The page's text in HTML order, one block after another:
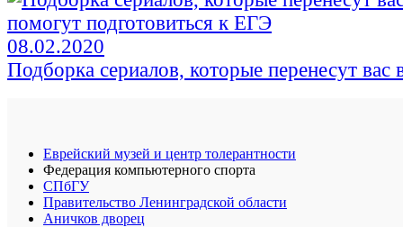
08.02.2020
Подборка сериалов, которые перенесут
Еврейский музей и центр толерантности
Федерация компьютерного спорта
СПбГУ
Правительство Ленинградской области
Аничков дворец